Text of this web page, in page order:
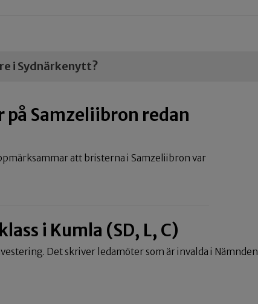
i Sydnärkenytt?
Samzeliibron redan
att bristerna i Samzeliibron var
i Kumla (SD, L, C)
Det skriver ledamöter som är invalda i Nämnden